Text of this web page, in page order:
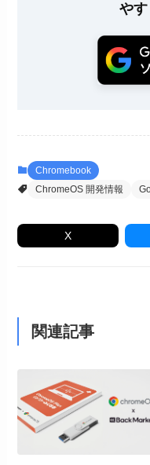
やす
Chromebook
ChromeOS 開発情報
X
関連記事